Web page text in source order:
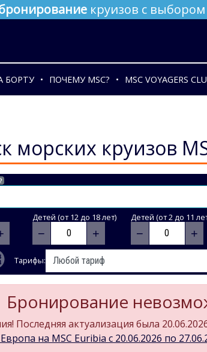
круизов с
БОРТУ ПОЧЕМУ MSC? MSC VOYAGERS
морских круизов
?
Детей (от 12 до 18 лет)
− +
Детей (от 2 до 11
− +
Тарифы:
Бронирование
Последняя актуализация была
на MSC Euribia c 20.06.2026 по